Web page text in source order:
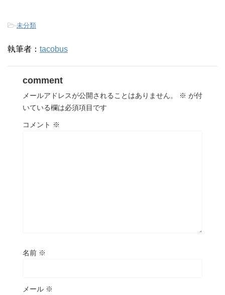
-未分類
執筆者： tacobus
comment
メールアドレスが公開されることはありません。 ※ が付
いている欄は必須項目です
コメント ※
名前 ※
メール ※